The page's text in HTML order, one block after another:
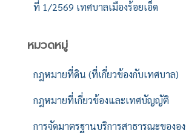
ที่ 1/2569 เทศบาลเมืองร้อยเอ็ด
หมวดหมู่
กฎหมายที่ดิน (ที่เกี่ยวข้องกับเทศบาล)
กฎหมายที่เกี่ยวข้องและเทศบัญญัติ
การจัดมาตรฐานบริการสาธารณะของอ